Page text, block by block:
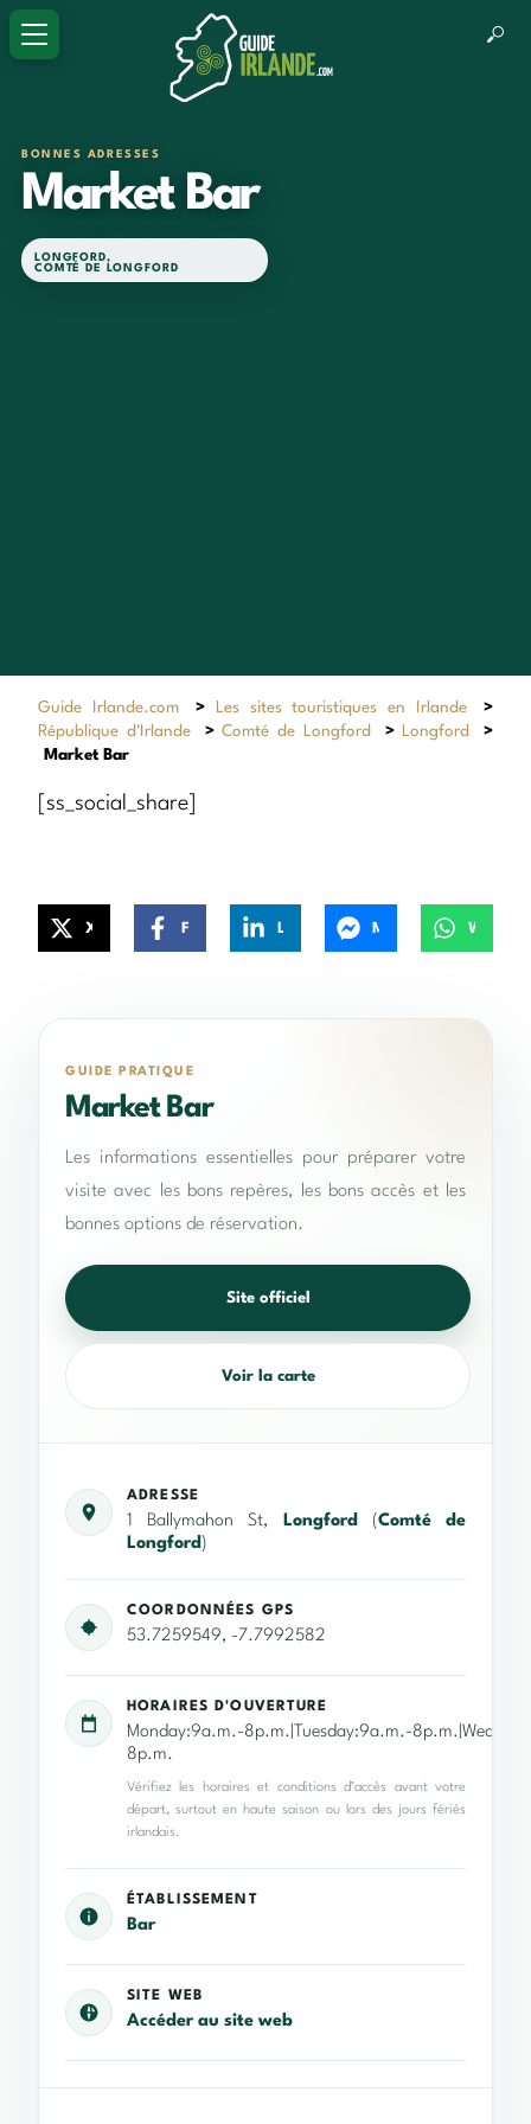
BONNES ADRESSES
Market Bar
LONGFORD,
COMTÉ DE LONGFORD
Guide Irlande.com > Les sites touristiques en Irlande
>
République d'Irlande
>Comté de Longford > Longford
>
Market Bar
[ss_social_share]
GUIDE PRATIQUE
Market Bar
Les informations essentielles pour préparer votre
visite avec les bons repères, les bons accès et les
bonnes options de réservation.
Site officiel
Voir la carte
ADRESSE
1 Ballymahon St, Longford(Comté de
Longford)
COORDONNÉES GPS
53.7259549, -7.7992582
HORAIRES D'OUVERTURE
Monday:9a.m.-8p.m.|Tuesday:9a.m.-
8p.m.
Vérifiez les horaires et conditions d’accès avant votre
départ, surtout en haute saison ou lors des jours fériés
irlandais.
ÉTABLISSEMENT
Bar
SITE WEB
Accéder au site web